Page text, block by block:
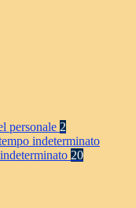
personale 2
indeterminato
20